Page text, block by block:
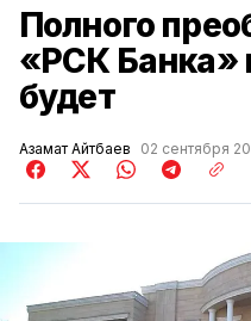
Полного
«РСК Банка»
будет
Азамат Айтбаев 02 сентября